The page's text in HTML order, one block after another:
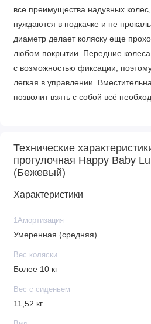
все преимущества надувных
нуждаются в подкачке и не
диаметр делает коляску еще
любом покрытии. Передние
с возможностью фиксации,
легкая в управлении.
позволит взять с собой всё
Прогулочный блок
• Реверсивный
• 5-точечные ремни безопасности
• Регулировка капюшона: 5
• Съемный бампер из эко-кожи
• Смотровое окошко
• Удобный карман на спинке
• Размеры сиденья (Ш х Г): 27 х 20
Шасси
Технические
прогулочная Happy Baby
(Бежевый)
Характеристики
1Амортизация
Умеренная (средняя)
Вес коляски
Более 10 кг
Вес с сиденьем
11,52 кг